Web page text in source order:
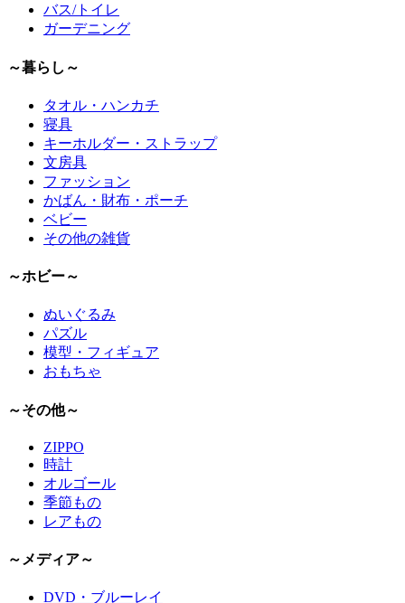
バス/トイレ
ガーデニング
～暮らし～
タオル・ハンカチ
寝具
キーホルダー・ストラップ
文房具
ファッション
かばん・財布・ポーチ
ベビー
その他の雑貨
～ホビー～
ぬいぐるみ
パズル
模型・フィギュア
おもちゃ
～その他～
ZIPPO
時計
オルゴール
季節もの
レアもの
～メディア～
DVD・ブルーレイ